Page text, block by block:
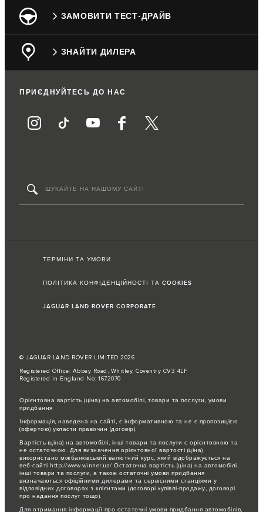
ЗАМОВИТИ ТЕСТ-ДРАЙВ
ЗНАЙТИ ДИЛЕРА
ПРИЄДНУЙТЕСЬ ДО НАС
ТЕРМІНИ ТА УМОВИ
ПОЛІТИКА КОНФІДЕНЦІЙНОСТІ ТА COOKIES
JAGUAR LAND ROVER CORPORATE
© JAGUAR LAND ROVER LIMITED 2026
Registered Office: Abbey Road, Whitley, Coventry CV3 4LF
Registered in England No: 1672070
Орієнтовна вартість (ціна) на автомобілі, товари та послуги, умови
придбання
Інформація, наведена на сайті, є інформативною та не є пропозицією
(офертою) укласти правочин (договір).
Вартість (ціна) на автомобілі, інші товари та послуги є орієнтовною та
не остаточною. Для визначення орієнтовної вартості (ціна)
використано міжбанківський валютний курс, який відображується на
веб-сайті http://www.winner.ua/ Остаточна вартість (ціна) на автомобілі,
інші товари та послуги, а також остаточні умови придбання
визначаються офіційними дилерами та сервісними станціями у
відповідних договорах з клієнтами (договорі купівлі-продажу, договорі
про надання послуг тощо).
Для отримання інформації про остаточні умови придбання автомобілів,